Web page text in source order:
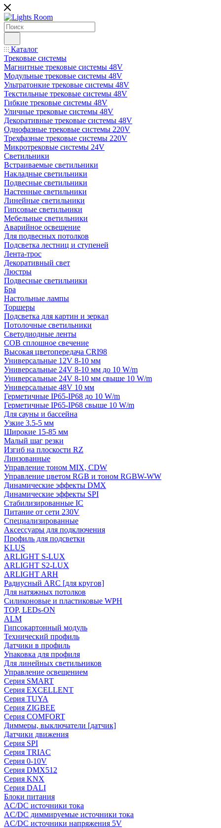
Каталог
Трековые системы
Магнитные трековые системы 48V
Модульные трековые системы 48V
Ультратонкие трековые системы 48V
Текстильные трековые системы 48V
Гибкие трековые системы 48V
Уличные трековые системы 48V
Декоративные трековые системы 48V
Однофазные трековые системы 220V
Трехфазные трековые системы 220V
Микротрековые системы 24V
Светильники
Встраиваемые светильники
Накладные светильники
Подвесные светильники
Настенные светильники
Линейные светильники
Гипсовые светильники
Мебельные светильники
Аварийное освещение
Для подвесных потолков
Подсветка лестниц и ступеней
Лента-трос
Декоративный свет
Люстры
Подвесные светильники
Бра
Настольные лампы
Торшеры
Подсветка для картин и зеркал
Потолочные светильники
Светодиодные ленты
COB сплошное свечение
Высокая цветопередача CRI98
Универсальные 12V 8-10 мм
Универсальные 24V 8-10 мм до 10 W/m
Универсальные 24V 8-10 мм свыше 10 W/m
Универсальные 48V 10 мм
Герметичные IP65-IP68 до 10 W/m
Герметичные IP65-IP68 свыше 10 W/m
Для сауны и бассейна
Узкие 3.5-5 мм
Широкие 15-85 мм
Малый шаг резки
Изгиб на плоскости RZ
Линзованные
Управление тоном MIX, CDW
Управление цветом RGB и тоном RGBW-WW
Динамические эффекты DMX
Динамические эффекты SPI
Стабилизированные IC
Питание от сети 230V
Специализированные
Аксессуары для подключения
Профиль для подсветки
KLUS
ARLIGHT S-LUX
ARLIGHT S2-LUX
ARLIGHT ARH
Радиусный ARC [для кругов]
Для натяжных потолков
Силиконовые и пластиковые WPH
TOP, LEDs-ON
ALM
Гипсокартонный модуль
Технический профиль
Датчики в профиль
Упаковка для профиля
Для линейных светильников
Управление освещением
Серия SMART
Серия EXCELLENT
Серия TUYA
Серия ZIGBEE
Серия COMFORT
Диммеры, выключатели [датчик]
Датчики движения
Серия SPI
Серия TRIAC
Серия 0-10V
Серия DMX512
Серия KNX
Серия DALI
Блоки питания
AC/DC источники тока
AC/DC диммируемые источники тока
AC/DC источники напряжения 5V